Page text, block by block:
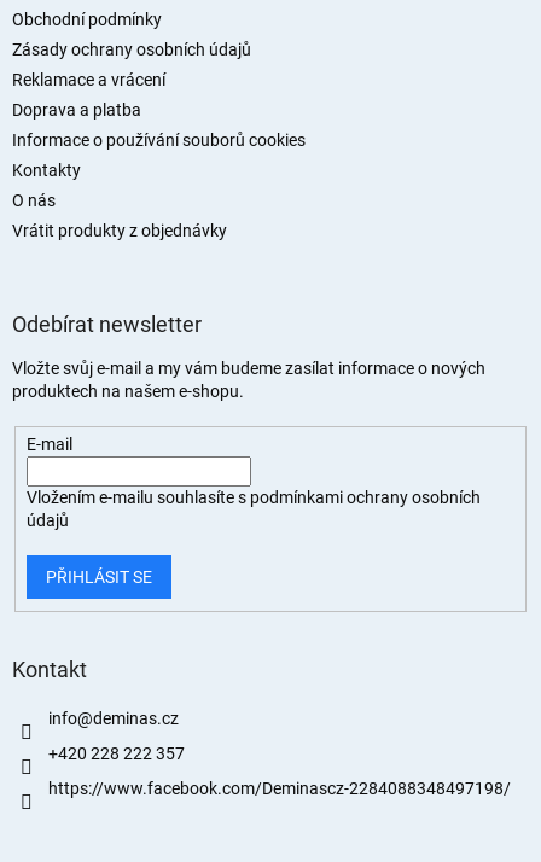
Obchodní podmínky
Zásady ochrany osobních údajů
Reklamace a vrácení
Doprava a platba
Informace o používání souborů cookies
Kontakty
O nás
Vrátit produkty z objednávky
Odebírat newsletter
Vložte svůj e-mail a my vám budeme zasílat informace o nových
produktech na našem e-shopu.
E-mail
Vložením e-mailu souhlasíte s podmínkami ochrany osobních
údajů
PŘIHLÁSIT SE
Kontakt
info@deminas.cz
+420 228 222 357
https://www.facebook.com/Deminascz-2284088348497198/